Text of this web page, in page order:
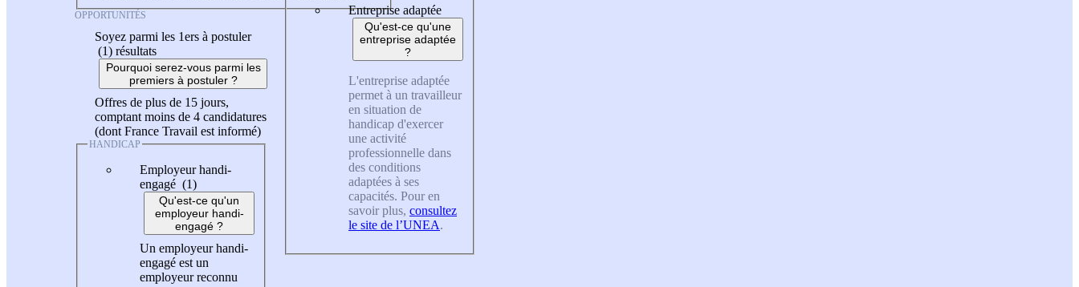
OPPORTUNITÉS
Soyez parmi les 1ers à postuler
(1) résultats
Pourquoi serez-vous parmi les
premiers à postuler ?
Offres de plus de 15 jours,
comptant moins de 4 candidatures
(dont France Travail est informé)
HANDICAP
Employeur handi-
engagé (1)
Qu'est-ce qu'un
employeur handi-
engagé ?
Un employeur handi-
engagé est un
employeur reconnu
Entreprise adaptée
Qu'est-ce qu'une
entreprise adaptée
?
L'entreprise adaptée
permet à un travailleur
en situation de
handicap d'exercer
une activité
professionnelle dans
des conditions
adaptées à ses
capacités. Pour en
savoir plus, consultez
le site de l’UNEA.